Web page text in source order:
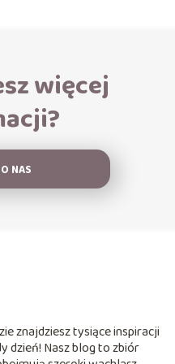
więcej
NAS
znajdziesz tysiące inspiracji
dzień! Nasz blog to zbiór